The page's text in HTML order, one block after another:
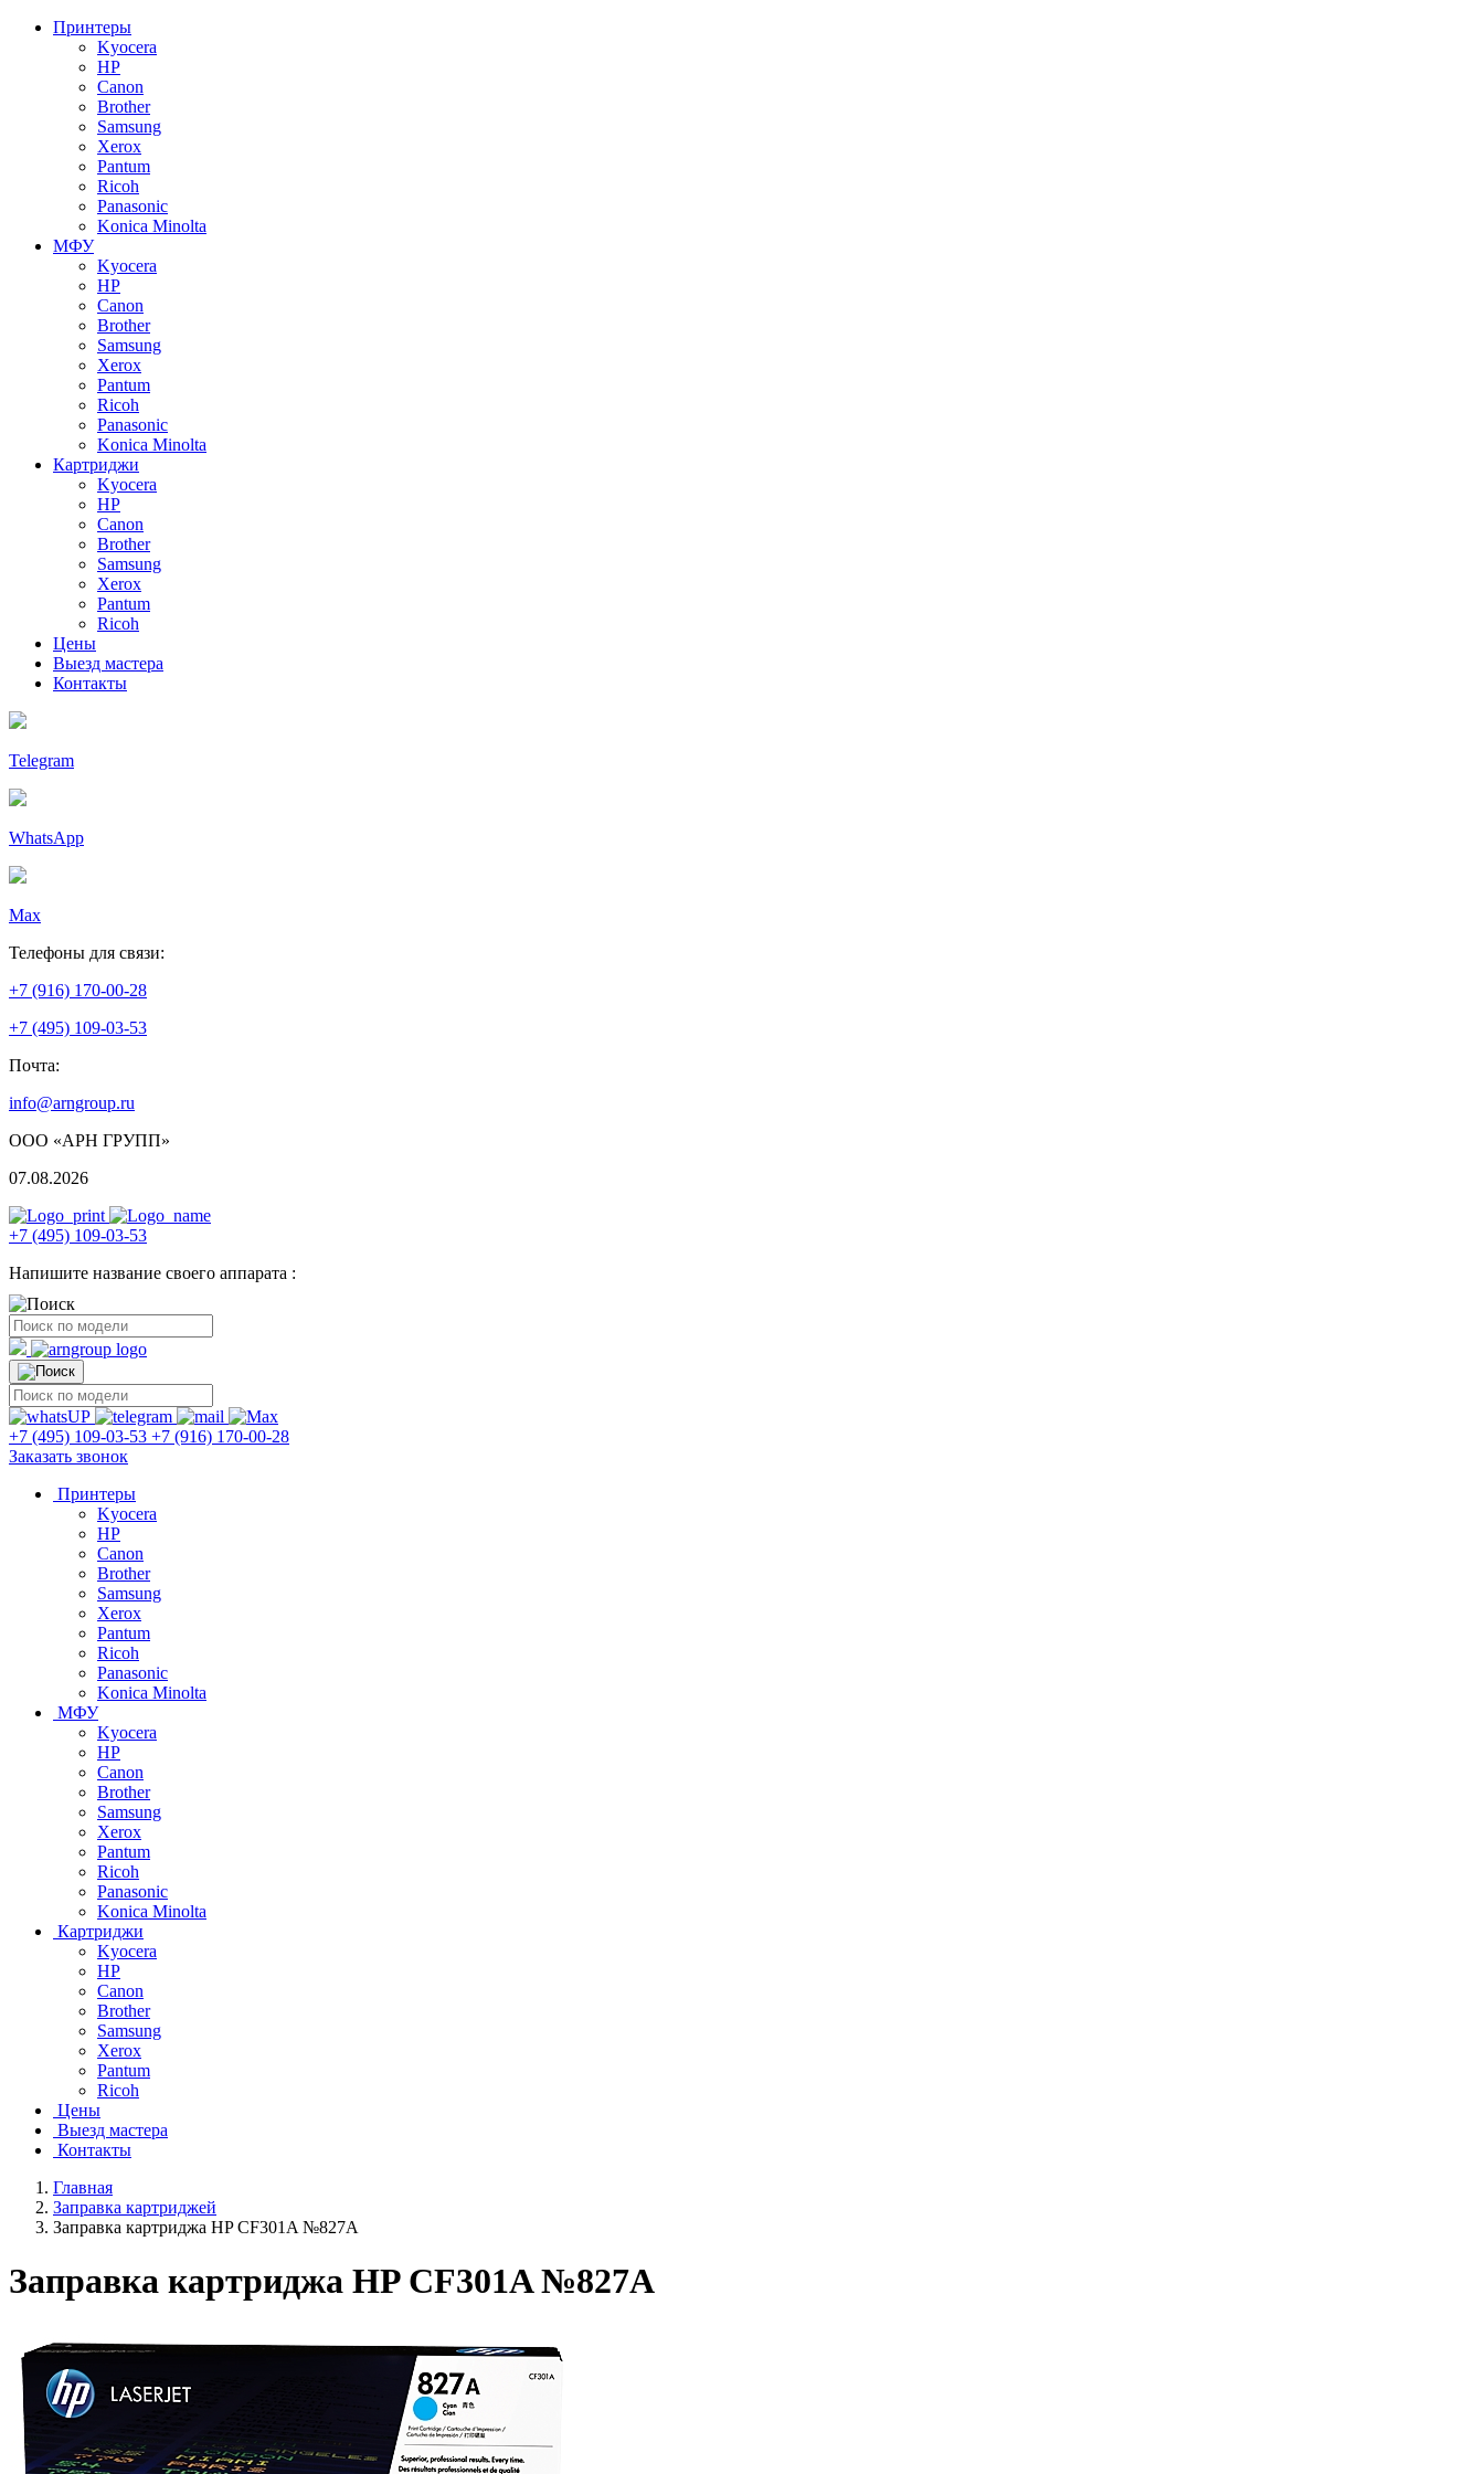
Принтеры
Kyocera
HP
Canon
Brother
Samsung
Xerox
Pantum
Ricoh
Panasonic
Konica Minolta
МФУ
Kyocera
HP
Canon
Brother
Samsung
Xerox
Pantum
Ricoh
Panasonic
Konica Minolta
Картриджи
Kyocera
HP
Canon
Brother
Samsung
Xerox
Pantum
Ricoh
Цены
Выезд мастера
Контакты
Telegram
WhatsApp
Max
Телефоны для связи:
+7 (916) 170-00-28
+7 (495) 109-03-53
Почта:
info@arngroup.ru
ООО «АРН ГРУПП»
07.08.2026
+7 (495) 109-03-53
Напишите название своего аппарата :
+7 (495) 109-03-53 +7 (916) 170-00-28
Заказать звонок
Принтеры
Kyocera
HP
Canon
Brother
Samsung
Xerox
Pantum
Ricoh
Panasonic
Konica Minolta
МФУ
Kyocera
HP
Canon
Brother
Samsung
Xerox
Pantum
Ricoh
Panasonic
Konica Minolta
Картриджи
Kyocera
HP
Canon
Brother
Samsung
Xerox
Pantum
Ricoh
Цены
Выезд мастера
Контакты
Главная
Заправка картриджей
Заправка картриджа HP CF301A №827A
Заправка картриджа HP CF301A №827A